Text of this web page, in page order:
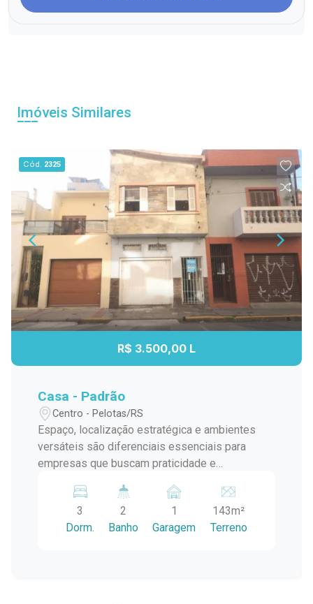
Imóveis Similares
Cód. 2325
R$ 3.500,00 L
Casa - Padrão
Centro - Pelotas/RS
Espaço, localização estratégica e ambientes
versáteis são diferenciais essenciais para
empresas que buscam praticidade e
comercial reúne exatamente essas
características. Localizado na Rua Santa Cruz,
no Centro de Pelotas, próximo à Universidade
3
Dorm.
2
Banho
1
Garagem
143m²
Terreno